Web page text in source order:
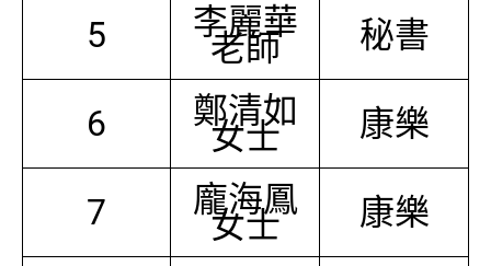
5 李麗華
老師 秘書
6 鄭清如
女士 康樂
7 龐海鳳
女士 康樂